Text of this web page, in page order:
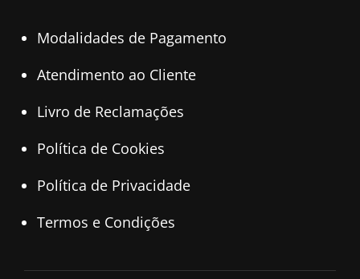
Modalidades de Pagamento
Atendimento ao Cliente
Livro de Reclamações
Política de Cookies
Política de Privacidade
Termos e Condições